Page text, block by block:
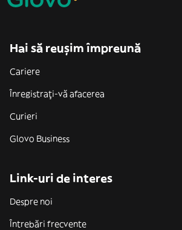
Hai să reușim împreună
Cariere
Înregistrați-vă afacerea
Curieri
Glovo Business
Link-uri de interes
Despre noi
Întrebări frecvente